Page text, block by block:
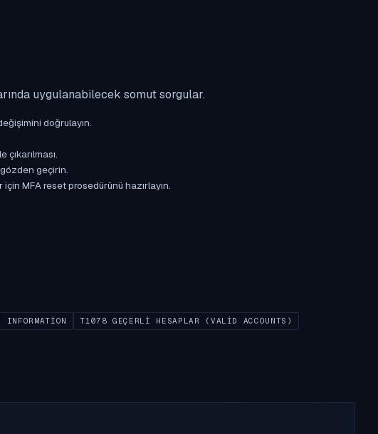
uygulanabilecek somut sorgular.
doğrulayın.
geçirin.
MFA reset prosedürünü hazırlayın.
T1078 GEÇERLI HESAPLAR (VALID ACCOUNTS)